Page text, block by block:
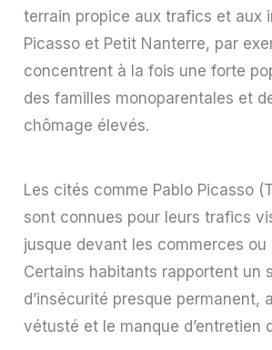
terrain propice aux trafics et aux
Picasso et Petit Nanterre, par
concentrent à la fois une forte
des familles monoparentales et
chômage élevés.
Les cités comme Pablo Picasso
sont connues pour leurs trafics
jusque devant les commerces ou
Certains habitants rapportent un
d’insécurité presque permanent,
vétusté et le manque d’entretien